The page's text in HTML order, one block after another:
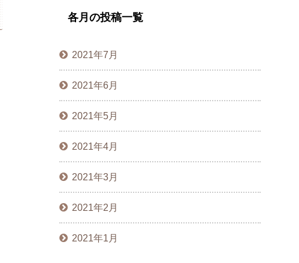
各月の投稿一覧
2021年7月
2021年6月
2021年5月
2021年4月
2021年3月
2021年2月
2021年1月